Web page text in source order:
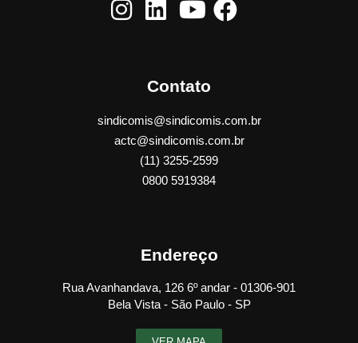
Contato
sindicomis@sindicomis.com.br
actc@sindicomis.com.br
(11) 3255-2599
0800 5919384
Endereço
Rua Avanhandava, 126 6º andar - 01306-901
Bela Vista - São Paulo - SP